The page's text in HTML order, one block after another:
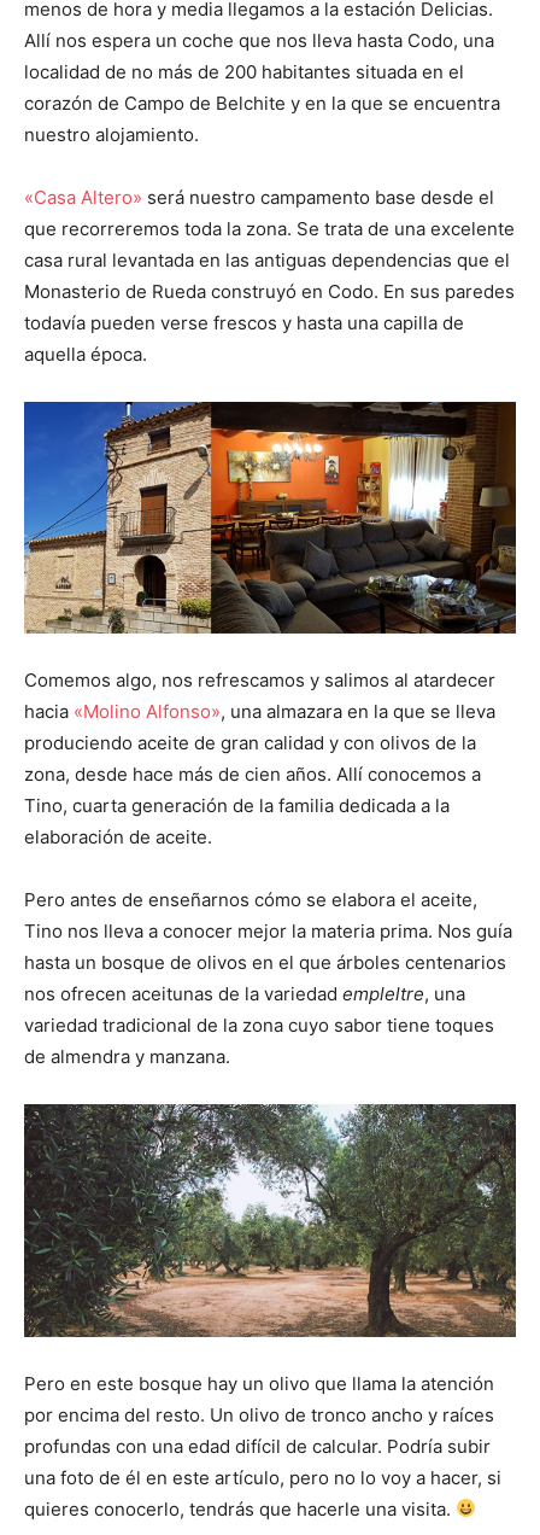
menos de hora y media llegamos a la estación Delicias.
Allí nos espera un coche que nos lleva hasta Codo, una
localidad de no más de 200 habitantes situada en el
corazón de Campo de Belchite y en la que se encuentra
nuestro alojamiento.
«Casa Altero» será nuestro campamento base desde el
que recorreremos toda la zona. Se trata de una excelente
casa rural levantada en las antiguas dependencias que el
Monasterio de Rueda construyó en Codo. En sus paredes
todavía pueden verse frescos y hasta una capilla de
aquella época.
Comemos algo, nos refrescamos y salimos al atardecer
hacia «Molino Alfonso», una almazara en la que se lleva
produciendo aceite de gran calidad y con olivos de la
zona, desde hace más de cien años. Allí conocemos a
Tino, cuarta generación de la familia dedicada a la
elaboración de aceite.
Pero antes de enseñarnos cómo se elabora el aceite,
Tino nos lleva a conocer mejor la materia prima. Nos guía
hasta un bosque de olivos en el que árboles centenarios
nos ofrecen aceitunas de la variedad empleltre, una
variedad tradicional de la zona cuyo sabor tiene toques
de almendra y manzana.
Pero en este bosque hay un olivo que llama la atención
por encima del resto. Un olivo de tronco ancho y raíces
profundas con una edad difícil de calcular. Podría subir
una foto de él en este artículo, pero no lo voy a hacer, si
quieres conocerlo, tendrás que hacerle una visita.